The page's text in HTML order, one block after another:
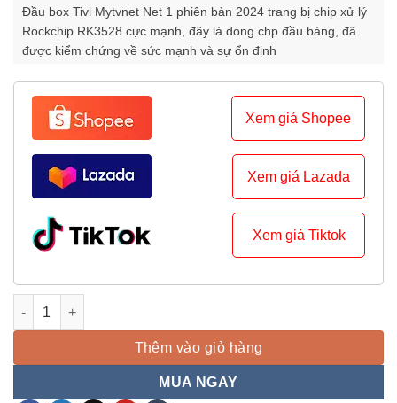
sao
là:
1.250.000₫.
tại
là:
799.000₫.
Đầu box Tivi Mytvnet Net 1 phiên bản 2024 trang bị chip xử lý
Rockchip RK3528 cực mạnh, đây là dòng chp đầu bảng, đã
được kiểm chứng về sức mạnh và sự ổn định
Xem giá Shopee
Xem giá Lazada
Xem giá Tiktok
Đầu Box Tivi Mytv Net Ram Phiên bản mới 2024 số lượng
Thêm vào giỏ hàng
MUA NGAY